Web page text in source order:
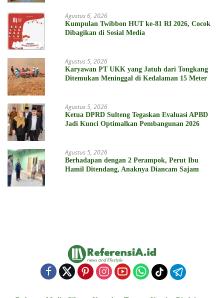
Agustus 6, 2026
Kumpulan Twibbon HUT ke-81 RI 2026, Cocok
Dibagikan di Sosial Media
Agustus 5, 2026
Karyawan PT UKK yang Jatuh dari Tongkang
Ditemukan Meninggal di Kedalaman 15 Meter
Agustus 5, 2026
Ketua DPRD Sulteng Tegaskan Evaluasi APBD
Jadi Kunci Optimalkan Pembangunan 2026
Agustus 5, 2026
Berhadapan dengan 2 Perampok, Perut Ibu
Hamil Ditendang, Anaknya Diancam Sajam